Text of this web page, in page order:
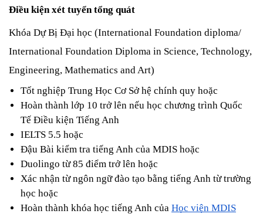
Điều kiện xét tuyển tổng quát
Khóa Dự Bị Đại học (International Foundation diploma/
International Foundation Diploma in Science, Technology,
Engineering, Mathematics and Art)
Tốt nghiệp Trung Học Cơ Sở hệ chính quy hoặc
Hoàn thành lớp 10 trở lên nếu học chương trình Quốc
Tế Điều kiện Tiếng Anh
IELTS 5.5 hoặc
Đậu Bài kiểm tra tiếng Anh của MDIS hoặc
Duolingo từ 85 điểm trở lên hoặc
Xác nhận từ ngôn ngữ đào tạo bằng tiếng Anh từ trường
học hoặc
Hoàn thành khóa học tiếng Anh của Học viện MDIS